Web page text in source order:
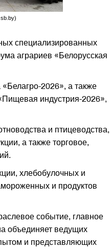
специализированных
аграриев «Белорусская
2026», а также
индустрия-2026»,
и птицеводства,
а также торговое,
хлебобулочных и
и продуктов
событие, главное
объединяет ведущих
и представляющих